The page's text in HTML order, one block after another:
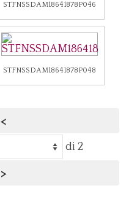
STFNSSDAM18641878P046
STFNSSDAM18641878P048
<
di 2
>